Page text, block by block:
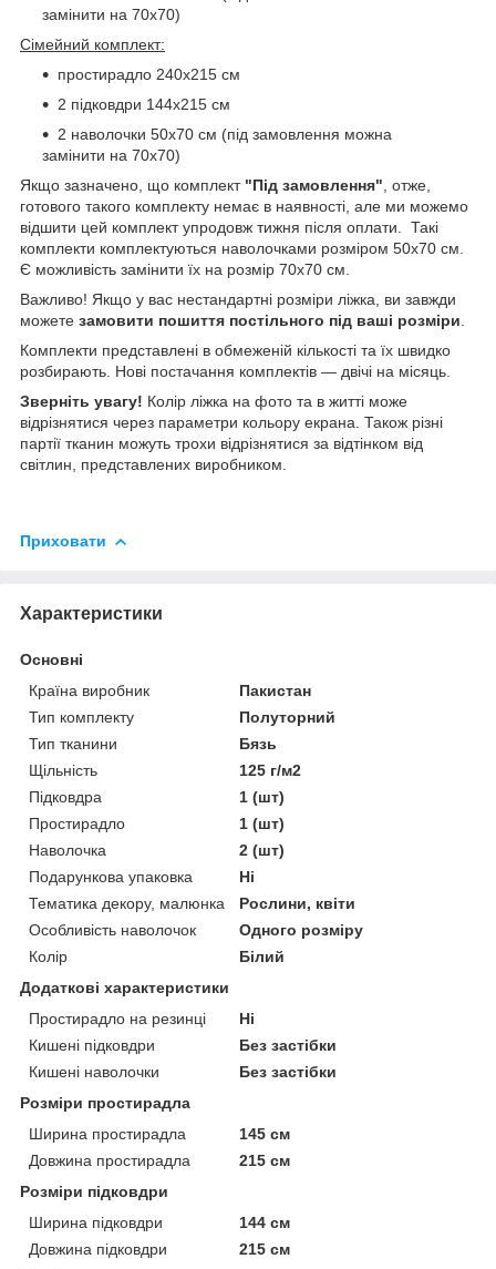
замінити на 70х70)
Сімейний комплект:
простирадло 240х215 см
2 підковдри 144х215 см
2 наволочки 50х70 см (під замовлення можна
замінити на 70х70)
Якщо зазначено, що комплект "Під замовлення" , отже,
готового такого комплекту немає в наявності, але ми можемо
відшити цей комплект упродовж тижня після оплати.
Такі
комплекти комплектуються наволочками розміром 50х70 см.
Є можливість замінити їх на розмір 70х70 см.
Важливо! Якщо у вас нестандартні розміри ліжка, ви завжди
можете замовити пошиття постільного під ваші розміри
Комплекти представлені в обмеженій кількості та їх швидко
розбирають. Нові постачання комплектів — двічі на місяць.
Зверніть увагу! Колір ліжка на фото та в житті може
відрізнятися через параметри кольору екрана. Також різні
партії тканин можуть трохи відрізнятися за відтінком від
світлин, представлених виробником.
Приховати
Характеристики
Основні
Країна виробник
Пакистан
Тип комплекту
Полуторний
Тип тканини
Бязь
Щільність
125 г/м2
Підковдра
1 (шт)
Простирадло
1 (шт)
Наволочка
2 (шт)
Подарункова упаковка
Ні
Тематика декору, малюнка
Рослини, квіти
Особливість наволочок
Одного розміру
Колір
Білий
Додаткові характеристики
Простирадло на резинці
Ні
Кишені підковдри
Без застібки
Кишені наволочки
Без застібки
Розміри простирадла
Ширина простирадла
145 см
Довжина простирадла
215 см
Розміри підковдри
Ширина підковдри
144 см
Довжина підковдри
215 см